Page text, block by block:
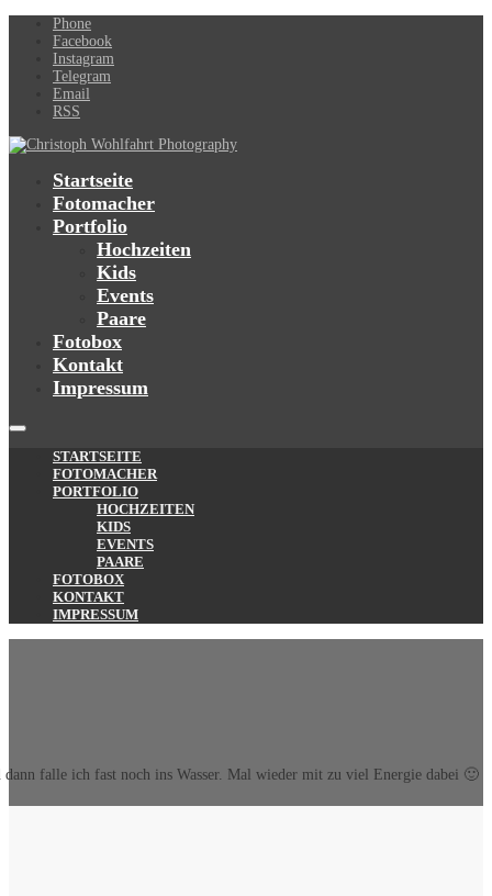
Phone
Facebook
Instagram
Telegram
Email
RSS
Startseite
Fotomacher
Portfolio
Hochzeiten
Kids
Events
Paare
Fotobox
Kontakt
Impressum
STARTSEITE
FOTOMACHER
PORTFOLIO
HOCHZEITEN
KIDS
EVENTS
PAARE
FOTOBOX
KONTAKT
IMPRESSUM
falle ich fast noch ins Wasser. Mal wieder mit zu viel Energie dabei 🙂